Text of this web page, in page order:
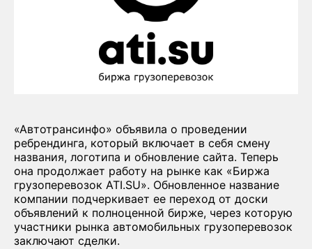
«Автотрансинфо» объявила о проведении
ребрендинга, который включает в себя смену
названия, логотипа и обновление сайта. Теперь
она продолжает работу на рынке как «Биржа
грузоперевозок ATI.SU». Обновленное название
компании подчеркивает ее переход от доски
объявлений к полноценной бирже, через которую
участники рынка автомобильных грузоперевозок
заключают сделки.